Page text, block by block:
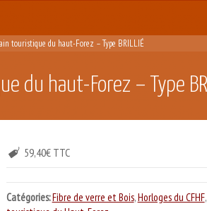
touristique du haut-Forez – Type BRILLIÉ
du haut-Forez – Type
59,40€ TTC
Catégories:Fibre de verre et Bois,Horloges du CFHF,